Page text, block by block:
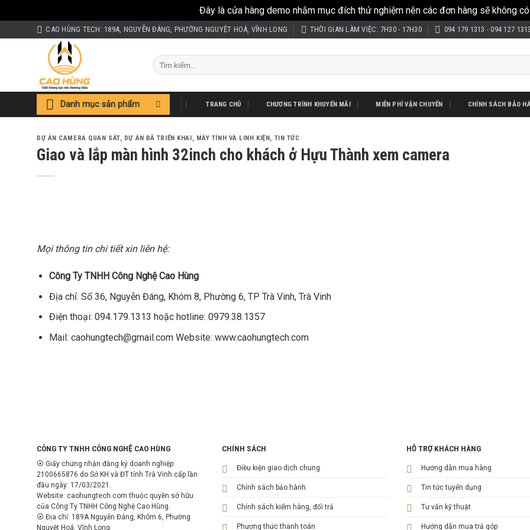
Đây là cửa hàng demo nhằm mục đích thử nghiệm nên các đơn hàng sẽ không
to
CAO HÙNG TECH: 189A, NGUYỄN ĐÁNG, PHƯỜNG NGUYỆT HOÁ, VĨNH LONG THỜI GIAN LÀM VIỆC: 7H30 - 17H30 094 179 1313 - 094 127 1313
Tìm
kiếm:
Danh mục sản phẩm TRANG CHỦ CHƯƠNG TRÌNH KHUYẾN MÃI MIỄN PHÍ VẬN CHUYỂN CHÍNH SÁCH BẢO
DỰ ÁN CAMERA QUAN SÁT, DỰ ÁN ĐÃ TRIỂN KHAI, MÁY TÍNH VÀ LINH KIỆN, TIN TỨC
Giao và lắp màn hình 32inch cho khách ở Hựu Thành xem camera
Mọi thông tin chi tiết xin liên hệ:
Công Ty TNHH Công Nghệ Cao Hùng
Địa chỉ: Số 36, Nguyễn Đáng, Khóm 8, Phường 6, TP Trà Vinh, Trà Vinh
Điện thoại: 094.179.1313 hoặc hotline: 0979.38.1357
Mail: caohungtech@gmail.com Website: www.caohungtech.com
CÔNG TY TNHH CÔNG NGHỆ CAO HÙNG
⦿ Giấy chứng nhận đăng ký doanh nghiệp:
2100665876 do Sở KH và ĐT tỉnh Trà Vinh cấp lần
đầu ngày: 17/03/2021.
Website: caohungtech.com thuộc quyền sở hữu
của Công Ty TNHH Công Nghệ Cao Hùng.
⦿ Địa chỉ: 189A Nguyễn Đáng, Khóm 6, Phường
Nguyệt Hoá, Vĩnh Long
CHÍNH SÁCH
Điều kiện giao dịch chung
Chính sách bảo hành
Chính sách kiểm hàng, đổi trả
Phương thức thanh toán
HỖ TRỢ KHÁCH HÀNG
Hướng dẫn mua hàng
Tin tức tuyển dụng
Tư vấn kỹ thuật
Hướng dẫn mua trả góp